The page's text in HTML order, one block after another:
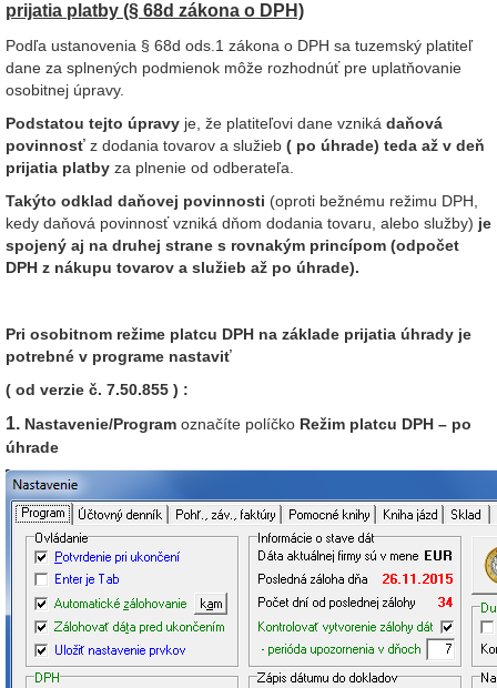
prijatia platby (§ 68d zákona o DPH)
Podľa ustanovenia § 68d ods.1 zákona o DPH sa tuzemský platiteľ
dane za splnených podmienok môže rozhodnúť pre uplatňovanie
osobitnej úpravy.
Podstatou tejto úpravy je, že platiteľovi dane vzniká daňová
povinnosť z dodania tovarov a služieb ( po úhrade) teda až v deň
prijatia platby za plnenie od odberateľa.
Takýto odklad daňovej povinnosti (oproti bežnému režimu DPH,
kedy daňová povinnosť vzniká dňom dodania tovaru, alebo služby) je
spojený aj na druhej strane s rovnakým princípom (odpočet
DPH z nákupu tovarov a služieb až po úhrade).
Pri osobitnom režime platcu DPH na základe prijatia úhrady je
potrebné v programe nastaviť
( od verzie č. 7.50.855 ) :
1. Nastavenie/Program označíte políčko Režim platcu DPH – po
úhrade